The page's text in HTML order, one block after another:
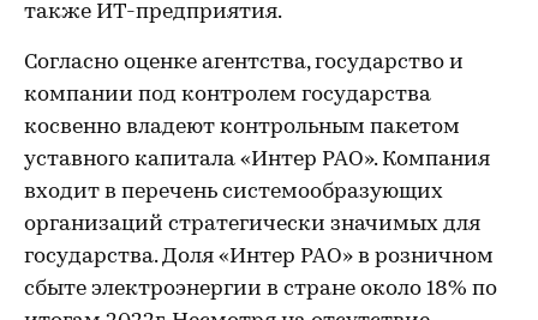
также ИТ-предприятия.
Согласно оценке агентства, государство и
компании под контролем государства
косвенно владеют контрольным пакетом
уставного капитала «Интер РАО». Компания
входит в перечень системообразующих
организаций стратегически значимых для
государства. Доля «Интер РАО» в розничном
сбыте электроэнергии в стране около 18% по